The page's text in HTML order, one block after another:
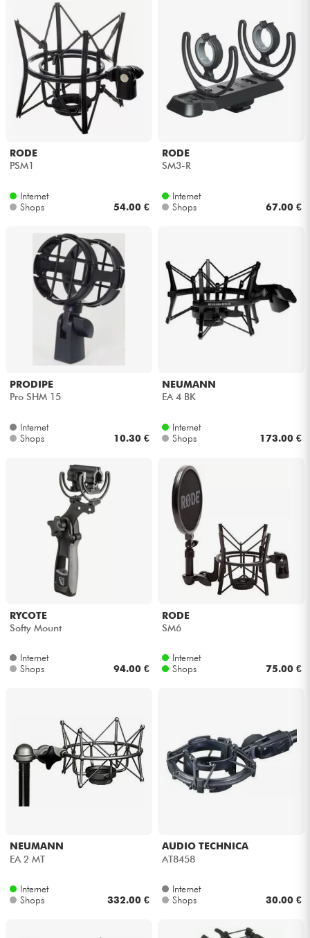
Licht
Drums
Blasinstrumente
Violinen & Quartett
Kabel & Zubehöre
HiFi
Bundle
Sehen Sie sich unsere Marken an
RODE
PSM1
Internet
Shops
54.00 €
RODE
SM3-R
Internet
Shops
67.00 €
PRODIPE
Pro SHM 15
Internet
Shops
10.30 €
NEUMANN
EA 4 BK
Internet
Shops
173.00 €
RYCOTE
Softy Mount
Internet
Shops
94.00 €
RODE
SM6
Internet
Shops
75.00 €
NEUMANN
EA 2 MT
Internet
Shops
332.00 €
AUDIO TECHNICA
AT8458
Internet
Shops
30.00 €